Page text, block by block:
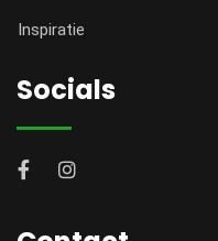
Inspiratie
Socials